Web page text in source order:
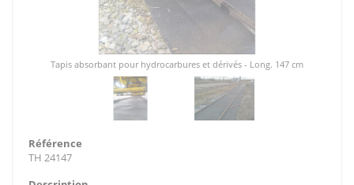
Tapis absorbant pour hydrocarbures et dérivés - Long. 147 cm
Référence
TH 24147